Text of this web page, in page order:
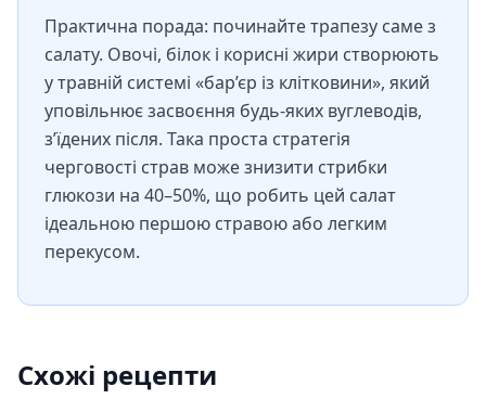
Практична порада: починайте трапезу саме з
салату. Овочі, білок і корисні жири створюють
у травній системі «бар’єр із клітковини», який
уповільнює засвоєння будь-яких вуглеводів,
з’їдених після. Така проста стратегія
черговості страв може знизити стрибки
глюкози на 40–50%, що робить цей салат
ідеальною першою стравою або легким
перекусом.
Схожі рецепти